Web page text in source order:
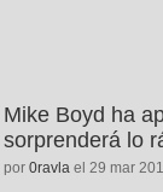
Mike Boyd ha
sorprenderá lo
por 0ravla el 29 mar